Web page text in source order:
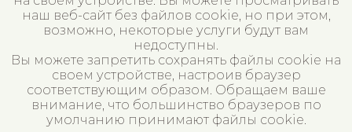
наш веб-сайт без файлов cookie, но при этом,
возможно, некоторые услуги будут вам
недоступны.
Вы можете запретить сохранять файлы cookie на
своем устройстве, настроив браузер
соответствующим образом. Обращаем ваше
внимание, что большинство браузеров по
умолчанию принимают файлы cookie.